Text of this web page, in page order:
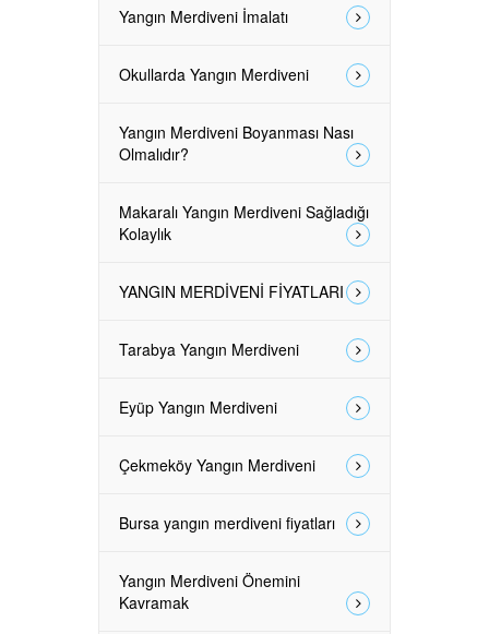
Yangın Merdiveni İmalatı
Okullarda Yangın Merdiveni
Yangın Merdiveni Boyanması Nası
Olmalıdır?
Makaralı Yangın Merdiveni Sağladığı
Kolaylık
YANGIN MERDİVENİ FİYATLARI
Tarabya Yangın Merdiveni
Eyüp Yangın Merdiveni
Çekmeköy Yangın Merdiveni
Bursa yangın merdiveni fiyatları
Yangın Merdiveni Önemini
Kavramak